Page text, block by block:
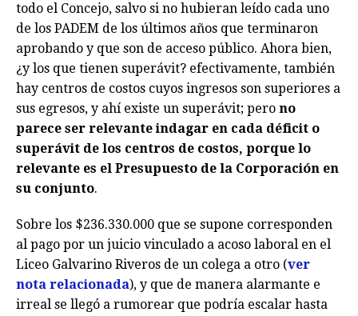
todo el Concejo, salvo si no hubieran leído cada uno
de los PADEM de los últimos años que terminaron
aprobando y que son de acceso público. Ahora bien,
¿y los que tienen superávit? efectivamente, también
hay centros de costos cuyos ingresos son superiores a
sus egresos, y ahí existe un superávit; pero no
parece ser relevante indagar en cada déficit o
superávit de los centros de costos, porque lo
relevante es el Presupuesto de la Corporación en
su conjunto.
Sobre los $236.330.000 que se supone corresponden
al pago por un juicio vinculado a acoso laboral en el
Liceo Galvarino Riveros de un colega a otro (ver
nota relacionada), y que de manera alarmante e
irreal se llegó a rumorear que podría escalar hasta